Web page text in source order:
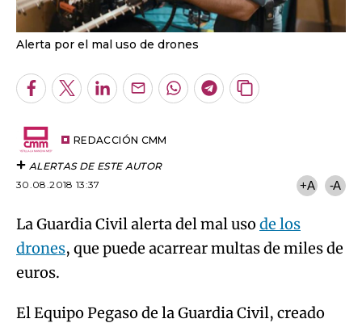
Alerta por el mal uso de drones
Facebook
TwitterLinkedInEnviarWhatsapp
Telegram
Copiar
REDACCIÓN CMM
ALERTAS DE ESTE AUTOR
30.08.2018 13:37
+A -A
La Guardia Civil alerta del mal uso de los
drones, que puede acarrear multas de miles de
euros.
El Equipo Pegaso de la Guardia Civil, creado